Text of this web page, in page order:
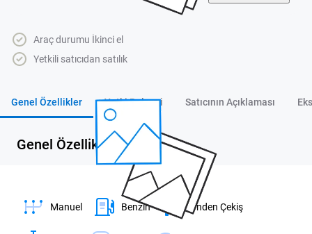
Genel Özellikler
Manuel Benzin Önden Çekiş
Araç durumu İkinci el
Yetkili satıcıdan satılık
Genel Özellikler Yetki Belgesi Satıcının Açıklaması